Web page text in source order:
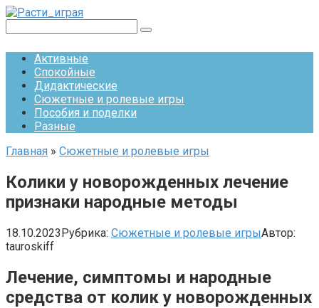
Перейти
контенту
Активные
Спокойные
Дидактические
Сюжетные и ролевые игры
Пособия и поделки
Разные
Главная » Сюжетные и ролевые игры
Колики у новорожденных лечение
признаки народные методы
18.10.2023Рубрика: Сюжетные и ролевые игрыАвтор:
tauroskiff
Лечение, симптомы и народные
средства от колик у новорожденных